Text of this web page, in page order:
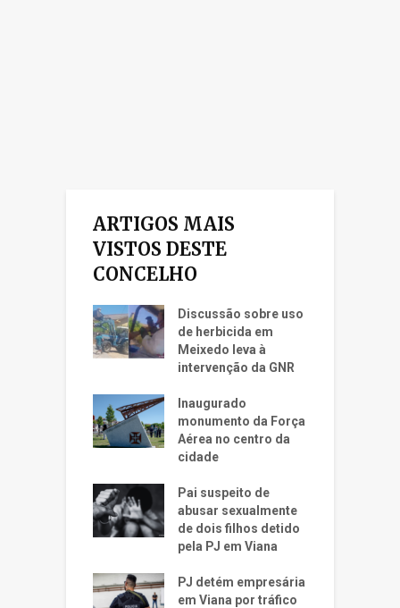
ARTIGOS MAIS
VISTOS DESTE
CONCELHO
Discussão sobre uso
de herbicida em
Meixedo leva à
intervenção da GNR
Inaugurado
monumento da Força
Aérea no centro da
cidade
Pai suspeito de
abusar sexualmente
de dois filhos detido
pela PJ em Viana
PJ detém empresária
em Viana por tráfico